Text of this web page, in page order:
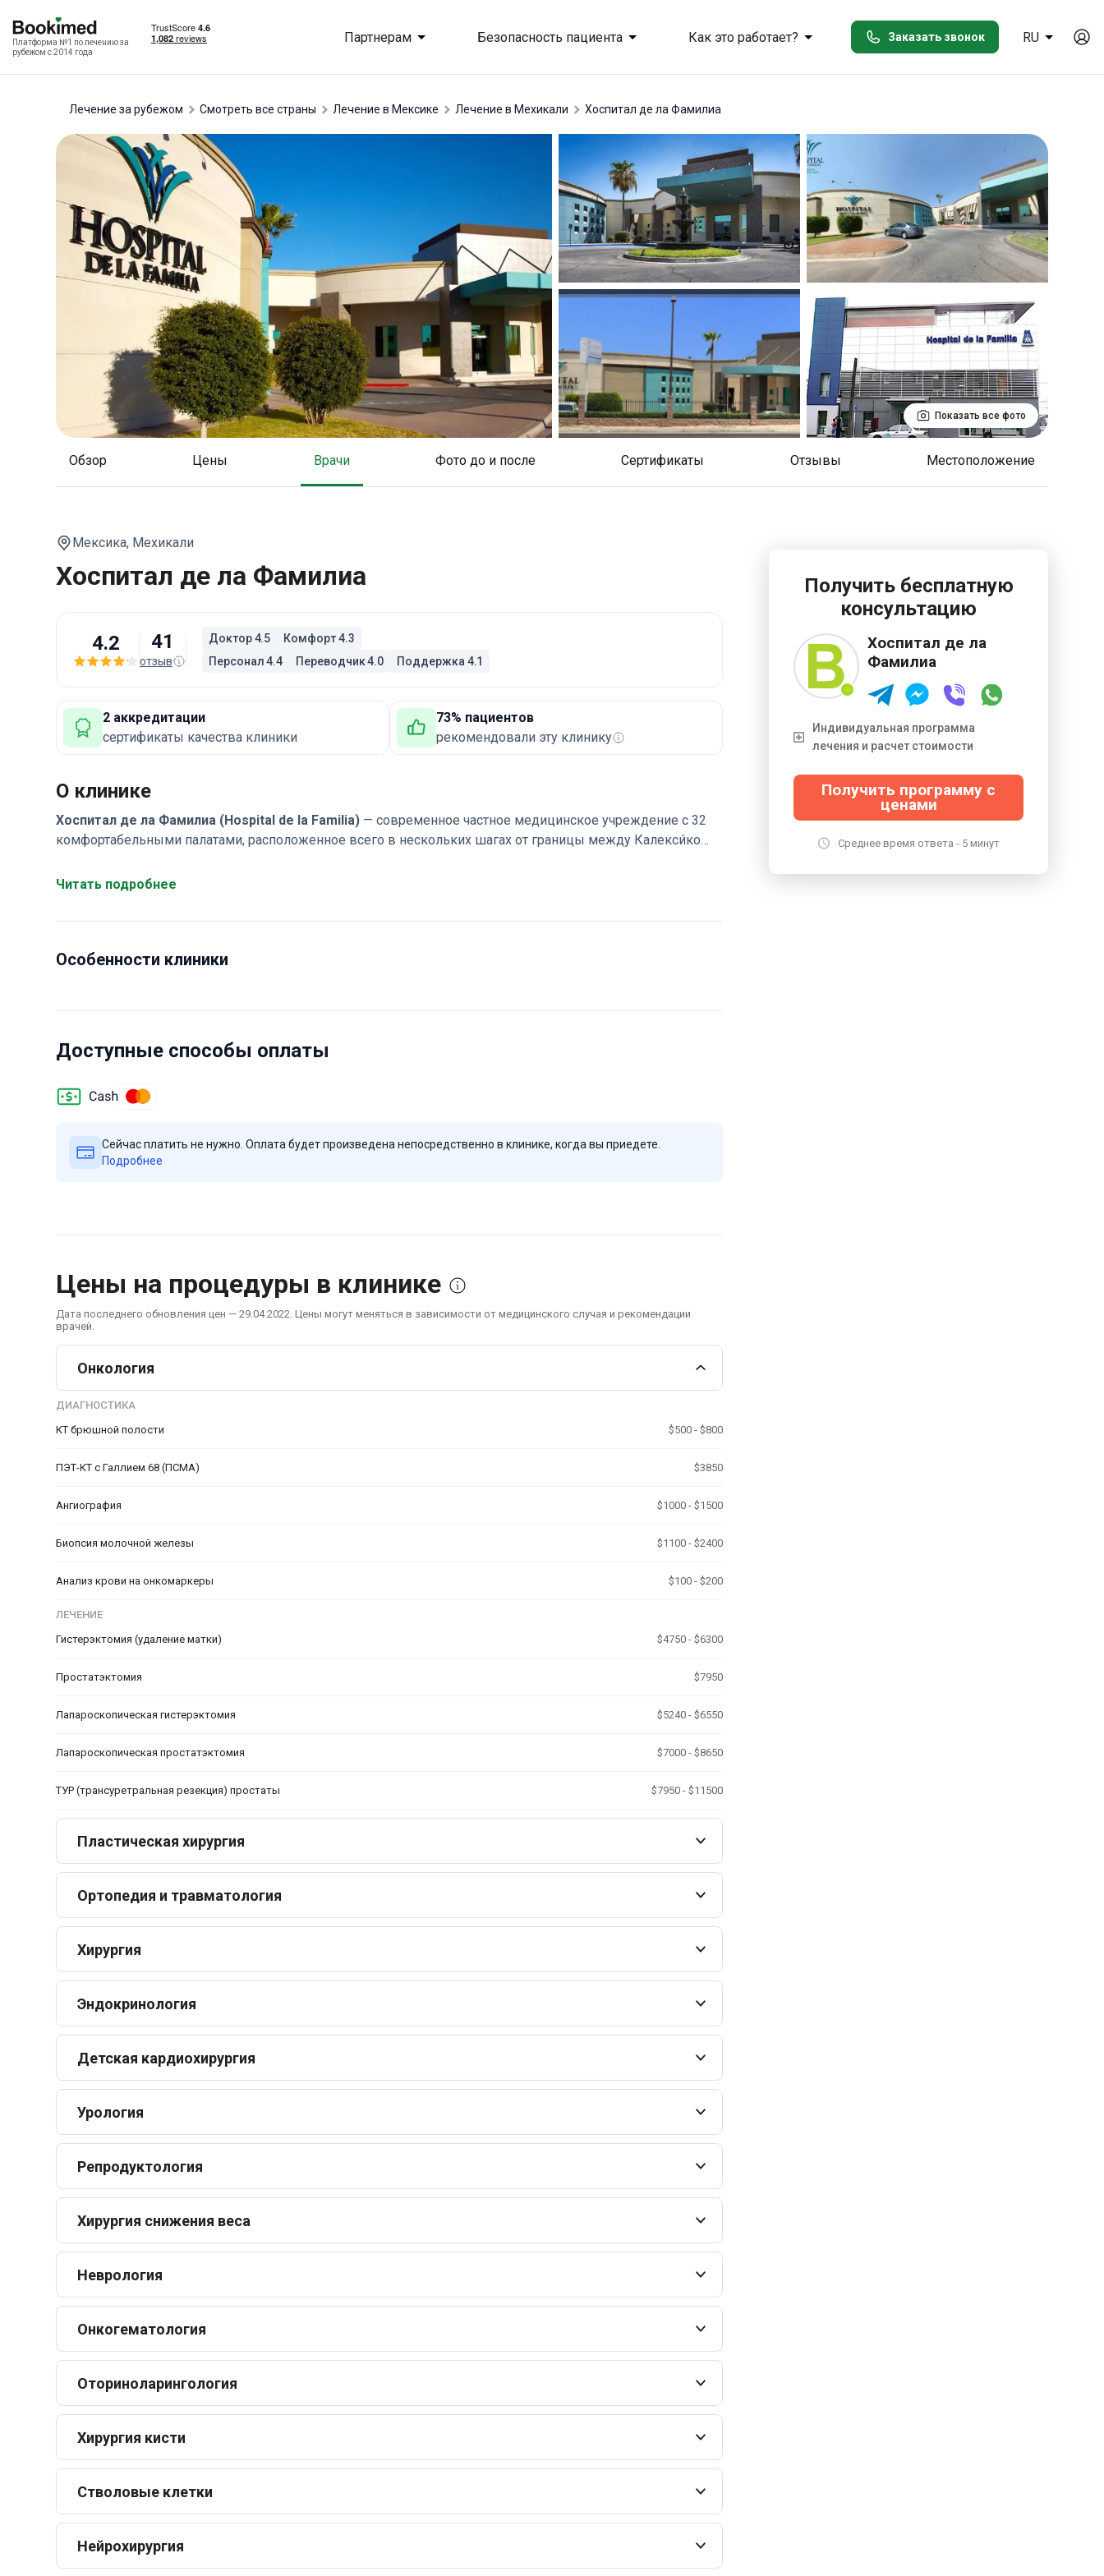
Платформа №1 по лечению за
рубежом с 2014 года
Партнерам Безопасность пациента Как это работает? Заказать звонок RU
Лечение за рубежом Смотреть все страны лечение в Мексике лечение в Мехикали Хоспитал де ла Фамилиа
Показать все фото
Обзор Цены Врачи Фото до и после Сертификаты отзывы Местоположение
Мексика, Мехикали
Хоспитал де ла Фамилиа
4.2 41
отзыв
Доктор 4.5
Комфорт 4.3
Персонал 4.4
Переводчик 4.0 Поддержка 4.1
2 аккредитации
сертификаты качества клиники
73% пациентов
рекомендовали эту клинику
О клинике
Хоспитал де ла Фамилиа (Hospital de la Familia) — современное частное медицинское учреждение с 32
комфортабельными палатами, расположенное всего в нескольких шагах от границы между Калекси́ко
цен и высокого качества хирургических результатов. Здесь принимают международных пациентов,
Читать подробнее
Особенности клиники
Доступные способы оплаты
Сейчас платить не нужно. Оплата будет произведена непосредственно в клинике, когда вы приедете.
Подробнее
Цены на процедуры в клинике
Дата последнего обновления цен — 29.04.2022. Цены могут меняться в зависимости от медицинского случая и рекомендации
врачей.
Онкология
ДИАГНОСТИКА
КТ брюшной полости
$500 - $800
ПЭТ-КТ с Галлием 68 (ПСМА) $3850
Ангиография $1000 - $1500
Биопсия молочной железы $1100 - $2400
Анализ крови на онкомаркеры $100 - $200
ЛЕЧЕНИЕ
Гистерэктомия (удаление матки)
$4750 - $6300
Простатэктомия $7950
Лапароскопическая гистерэктомия $5240 - $6550
Лапароскопическая простатэктомия $7000 - $8650
ТУР (трансуретральная резекция) простаты $7950 - $11500
Пластическая хирургия
Ортопедия и травматология
Хирургия
Эндокринология
Детская кардиохирургия
Урология
Репродуктология
Хирургия снижения веса
Неврология
Онкогематология
Оториноларингология
Хирургия кисти
Стволовые клетки
Нейрохирургия
Получить бесплатную
консультацию
Хоспитал де ла
Фамилиа
Индивидуальная программа
лечения и расчет стоимости
Получить программу с
ценами
Среднее время ответа - 5 минут